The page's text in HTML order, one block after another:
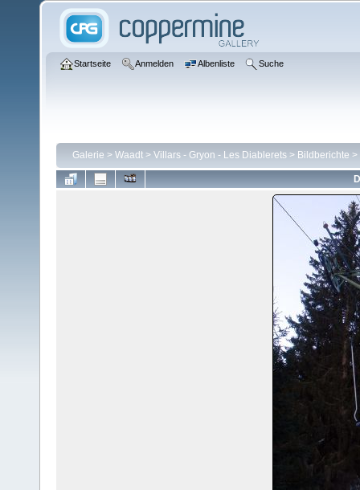
Startseite Anmelden Albenliste Suche
Galerie > Waadt > Villars - Gryon - Les Diablerets > Bildberichte >